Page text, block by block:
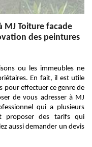
MJ Toiture facade
des peintures
ou les immeubles ne
En fait, il est utile
pour effectuer ce genre de
de vous adresser à MJ
qui a plusieurs
proposer des tarifs qui
aussi demander un devis